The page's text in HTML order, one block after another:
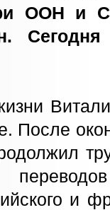
ООН и
После
и